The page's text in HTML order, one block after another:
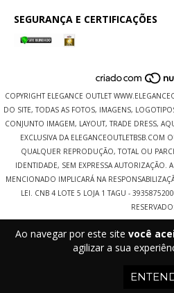
Ao navegar por este site você
agilizar a sua
SEGURANÇA E CERTIFICAÇÕES
COPYRIGHT ELEGANCE OUTLET
DO SITE, TODAS AS FOTOS, IMAGENS,
CONJUNTO IMAGEM, LAYOUT, TRADE DRESS,
EXCLUSIVA DA ELEGANCEOUTLETBSB.COM
QUALQUER REPRODUÇÃO, TOTAL OU
IDENTIDADE, SEM EXPRESSA AUTORIZAÇÃO.
MENCIONADO IMPLICARÁ NA
LEI. CNB 4 LOTE 5 LOJA 1 TAGU -